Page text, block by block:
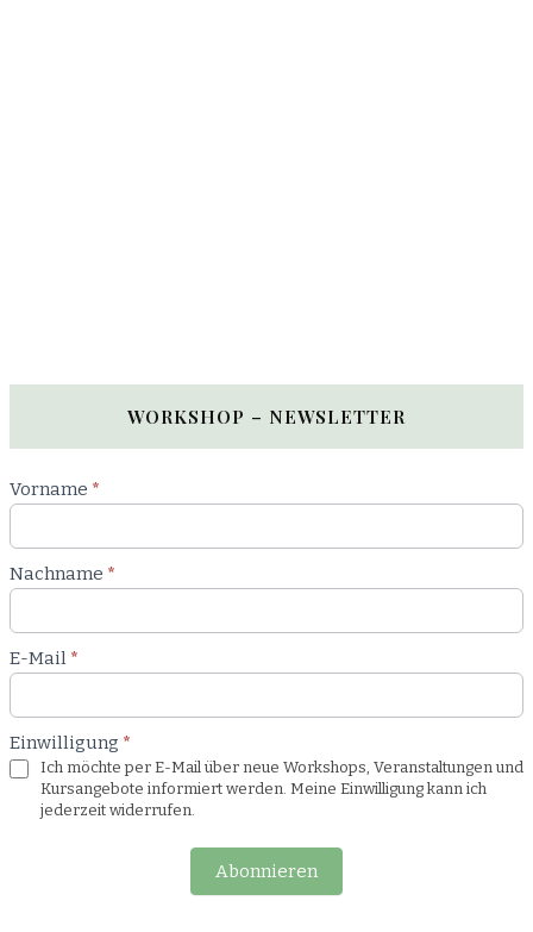
WORKSHOP – NEWSLETTER
Newsletter
Workshop
Vorname *
Nachname *
E-Mail *
Einwilligung *
Ich möchte per E-Mail über neue Workshops, Veranstaltungen und
Kursangebote informiert werden. Meine Einwilligung kann ich
jederzeit widerrufen.
Abonnieren